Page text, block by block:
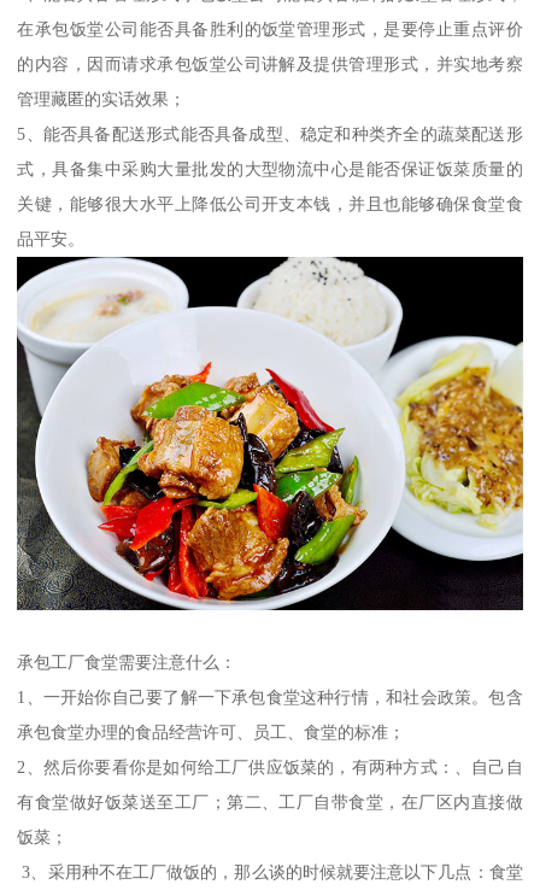
在承包饭堂公司能否具备胜利的饭堂管理形式，是要停止重点评价
的内容，因而请求承包饭堂公司讲解及提供管理形式，并实地考察
管理藏匿的实话效果；
5、能否具备配送形式能否具备成型、稳定和种类齐全的蔬菜配送形
式，具备集中采购大量批发的大型物流中心是能否保证饭菜质量的
关键，能够很大水平上降低公司开支本钱，并且也能够确保食堂食
品平安。
承包工厂食堂需要注意什么：
1、一开始你自己要了解一下承包食堂这种行情，和社会政策。包含
承包食堂办理的食品经营许可、员工、食堂的标准；
2、然后你要看你是如何给工厂供应饭菜的，有两种方式：、自己自
有食堂做好饭菜送至工厂；第二、工厂自带食堂，在厂区内直接做
饭菜；
3、采用种不在工厂做饭的，那么谈的时候就要注意以下几点：食堂